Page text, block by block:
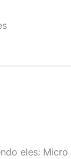
eles: Micro